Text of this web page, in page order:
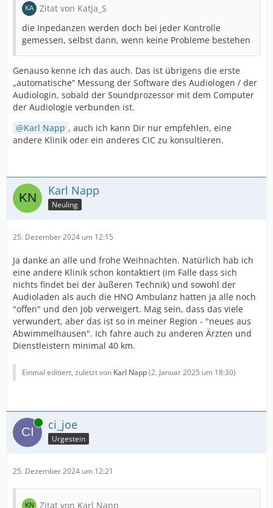
Zitat von Katja_S
die Inpedanzen werden doch bei jeder Kontrolle
gemessen, selbst dann, wenn keine Probleme bestehen
Genauso kenne ich das auch. Das ist übrigens die erste
„automatische“ Messung der Software des Audiologen / der
Audiologin, sobald der Soundprozessor mit dem Computer
der Audiologie verbunden ist.
Karl Napp , auch ich kann Dir nur empfehlen, eine
andere Klinik oder ein anderes CIC zu konsultieren.
Karl Napp
Neuling
25. Dezember 2024 um 12:15
Ja danke an alle und frohe Weihnachten. Natürlich hab ich
eine andere Klinik schon kontaktiert (im Falle dass sich
nichts findet bei der äußeren Technik) und sowohl der
Audioladen als auch die HNO Ambulanz hatten ja alle noch
"offen" und den Job verweigert. Mag sein, dass das viele
verwundert, aber das ist so in meiner Region - "neues aus
Abwimmelhausen". Ich fahre auch zu anderen Ärzten und
Dienstleistern minimal 40 km.
Einmal editiert, zuletzt von Karl Napp(2. Januar 2025 um 18:30)
Online ci_joe
Urgestein
25. Dezember 2024 um 12:21
Zitat von Karl Napp